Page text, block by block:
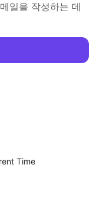
일을 작성하는 데
Time